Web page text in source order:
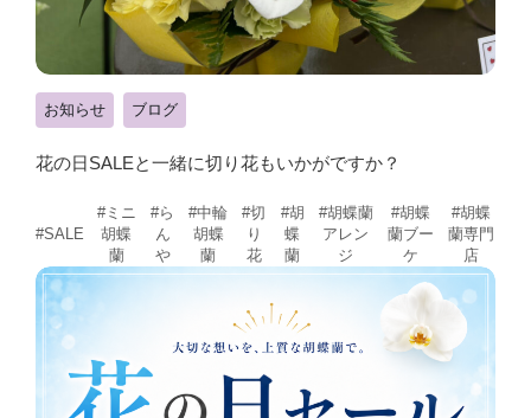
お知らせ ブログ
花の日SALEと一緒に切り花もいかがですか？
#SALE
#ミニ
胡蝶
蘭
#ら
ん
や
#中輪
胡蝶
蘭
#切
り
花
#胡
蝶
蘭
#胡蝶蘭
アレン
ジ
#胡蝶
蘭ブー
ケ
#胡蝶
蘭専門
店